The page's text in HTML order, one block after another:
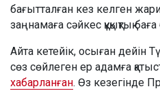
бағытталған кез келген
заңнамаға сәйкес құқықтық
Айта кетейік, осыған дейін
сөз сөйлеген ер адамға
хабарланған. Өз кезегінде